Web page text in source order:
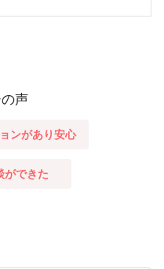
声
ンがあり安心
ができた